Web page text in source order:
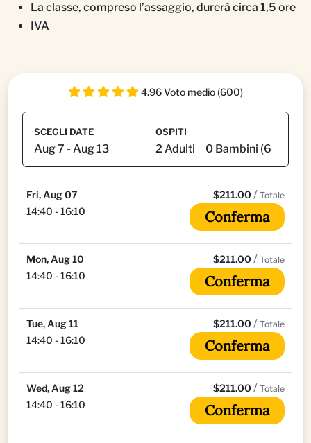
La classe, compreso l’assaggio, durerà circa 1,5 ore
IVA
4.96 Voto medio (600)
SCEGLI DATE OSPITI
Fri, Aug 07
14:40 - 16:10
$211.00 / Totale
Conferma
Mon, Aug 10
14:40 - 16:10
$211.00 / Totale
Conferma
Tue, Aug 11
14:40 - 16:10
$211.00 / Totale
Conferma
Wed, Aug 12
14:40 - 16:10
$211.00 / Totale
Conferma